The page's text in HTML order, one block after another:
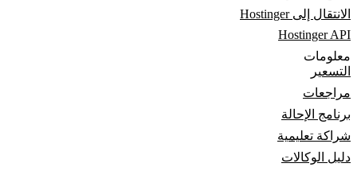
الانتقال إلى Hostinger
Hostinger API
معلومات
التسعير
مراجعات
برنامج الإحالة
شراكة تعليمية
دليل الوكالات